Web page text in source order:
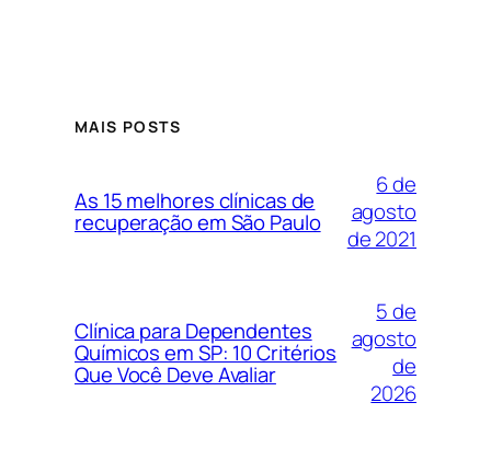
MAIS POSTS
As 15 melhores clínicas de
recuperação em São Paulo
6 de
agosto
de 2021
Clínica para Dependentes
Químicos em SP: 10 Critérios
Que Você Deve Avaliar
5 de
agosto
de
2026